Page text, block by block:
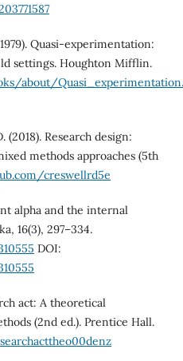
Quasi-experimentation:
settings. Houghton Mifflin.
about/
(2018). Research design:
methods approaches (5th
creswellrd5e
alpha and the internal
16(3), 297–334.
DOI:
act: A theoretical
(2nd ed.). Prentice Hall.